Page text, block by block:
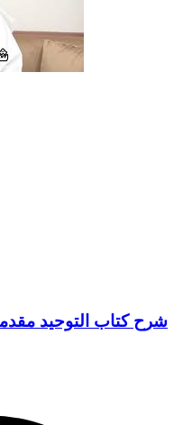
1 - شرح كتاب التوحيد